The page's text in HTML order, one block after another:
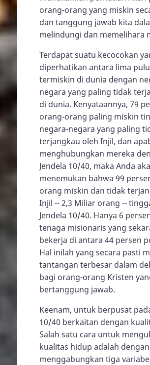
orang-orang yang miskin
dan tanggung jawab kita
melindungi dan memelihara
Terdapat suatu kecocokan
diperhatikan antara lima
termiskin di dunia dengan
negara yang paling tidak
di dunia. Kenyataannya, 79
orang-orang paling miskin
negara-negara yang paling
terjangkau oleh Injil, dan
menghubungkan mereka
Jendela 10/40, maka Anda
menemukan bahwa 99
orang miskin dan tidak
Injil -- 2,3 Miliar orang --
Jendela 10/40. Hanya 6
tenaga misionaris yang
bekerja di antara 44 persen
Hal inilah yang secara pasti
tantangan terbesar dalam
bagi orang-orang Kristen
bertanggung jawab.
Keenam, untuk berpusat
10/40 berkaitan dengan
Salah satu cara untuk
kualitas hidup adalah dengan
menggabungkan tiga